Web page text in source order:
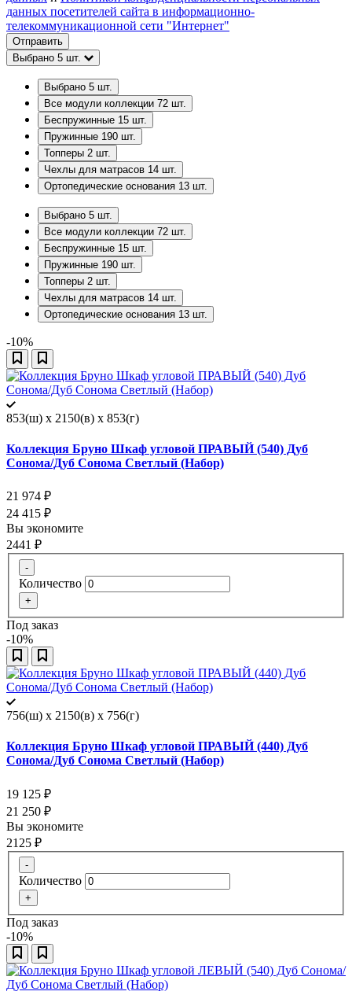
данных посетителей сайта в информационно-
телекоммуникационной сети "Интернет"
Отправить
Выбрано 5 шт.
Выбрано 5 шт.
Все модули коллекции 72 шт.
Беспружинные 15 шт.
Пружинные 190 шт.
Топперы 2 шт.
Чехлы для матрасов 14 шт.
Ортопедические основания 13 шт.
Выбрано 5 шт.
Все модули коллекции 72 шт.
Беспружинные 15 шт.
Пружинные 190 шт.
Топперы 2 шт.
Чехлы для матрасов 14 шт.
Ортопедические основания 13 шт.
-10%
853(ш) x 2150(в) x 853(г)
Коллекция Бруно Шкаф угловой ПРАВЫЙ (540) Дуб
Сонома/Дуб Сонома Светлый (Набор)
21 974 ₽
24 415 ₽
Вы экономите
2441 ₽
-
Количество
+
Под заказ
-10%
756(ш) x 2150(в) x 756(г)
Коллекция Бруно Шкаф угловой ПРАВЫЙ (440) Дуб
Сонома/Дуб Сонома Светлый (Набор)
19 125 ₽
21 250 ₽
Вы экономите
2125 ₽
-
Количество
+
Под заказ
-10%